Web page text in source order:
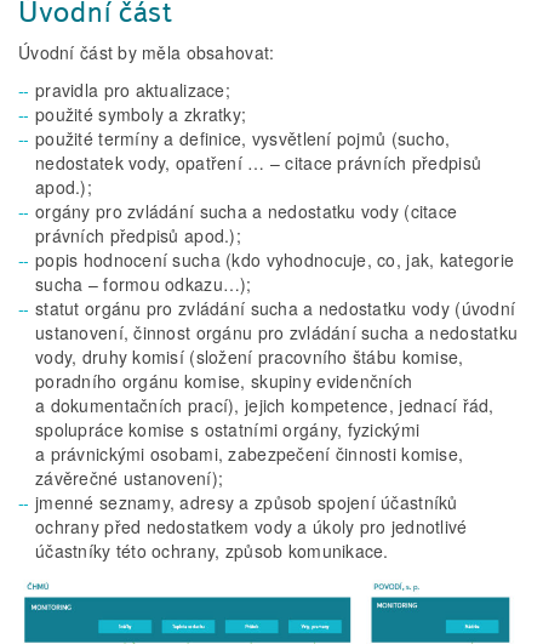
Úvodní část
Úvodní část by měla obsahovat:
pravidla pro aktualizace;
použité symboly a zkratky;
použité termíny a definice, vysvětlení pojmů (sucho,
nedostatek vody, opatření … – citace právních předpisů
apod.);
orgány pro zvládání sucha a nedostatku vody (citace
právních předpisů apod.);
popis hodnocení sucha (kdo vyhodnocuje, co, jak, kategorie
sucha – formou odkazu…);
statut orgánu pro zvládání sucha a nedostatku vody (úvodní
ustanovení, činnost orgánu pro zvládání sucha a nedostatku
vody, druhy komisí (složení pracovního štábu komise,
poradního orgánu komise, skupiny evidenčních
a dokumentačních prací), jejich kompetence, jednací řád,
spolupráce komise s ostatními orgány, fyzickými
a právnickými osobami, zabezpečení činnosti komise,
závěrečné ustanovení);
jmenné seznamy, adresy a způsob spojení účastníků
ochrany před nedostatkem vody a úkoly pro jednotlivé
účastníky této ochrany, způsob komunikace.